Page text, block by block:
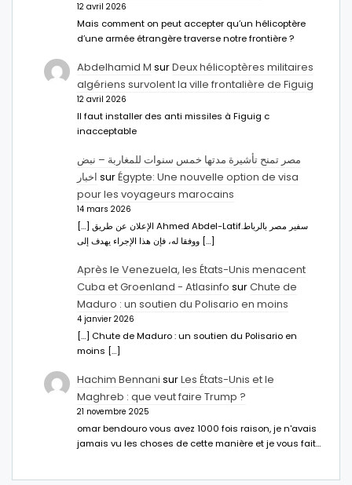
12 avril 2026
Mais comment on peut accepter qu’un hélicoptère
d’une armée étrangère traverse notre frontière ?
Abdelhamid M surDeux hélicoptères militaires
algériens survolent la ville frontalière de Figuig
12 avril 2026
Il faut installer des anti missiles à Figuig c
inacceptable
مصر تمنح تأشيرة مدتها خمس سنوات للمغاربة – نبض
اخبار surÉgypte: Une nouvelle option de visa
pour les voyageurs marocains
14 mars 2026
[…] الإعلان عن طريق Ahmed Abdel-Latifسفير مصر بالرباط.
ووفقا له، فإن هذا الإجراء يهدف إلى […]
Après le Venezuela, les États-Unis menacent
Cuba et Groenland - Atlasinfo surChute de
Maduro : un soutien du Polisario en moins
4 janvier 2026
[…] Chute de Maduro : un soutien du Polisario en
moins […]
Hachim Bennani surLes États-Unis et le
Maghreb : que veut faire Trump ?
21 novembre 2025
omar bendouro vous avez 1000 fois raison, je n'avais
jamais vu les choses de cette manière et je vous fait…